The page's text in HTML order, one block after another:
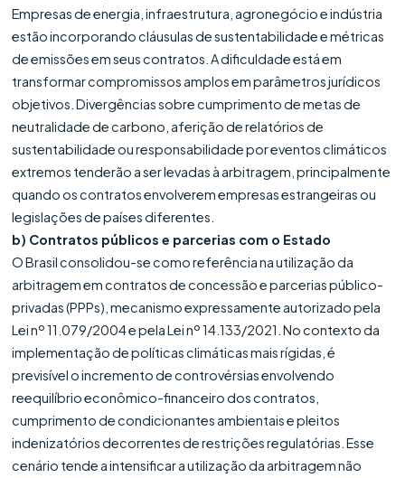
Empresas de energia, infraestrutura, agronegócio e indústria
estão incorporando cláusulas de sustentabilidade e métricas
de emissões em seus contratos. A dificuldade está em
transformar compromissos amplos em parâmetros jurídicos
objetivos. Divergências sobre cumprimento de metas de
neutralidade de carbono, aferição de relatórios de
sustentabilidade ou responsabilidade por eventos climáticos
extremos tenderão a ser levadas à arbitragem, principalmente
quando os contratos envolverem empresas estrangeiras ou
legislações de países diferentes.
b) Contratos públicos e parcerias com o Estado
O Brasil consolidou-se como referência na utilização da
arbitragem em contratos de concessão e parcerias público-
privadas (PPPs), mecanismo expressamente autorizado pela
Lei nº 11.079/2004 e pela Lei nº 14.133/2021. No contexto da
implementação de políticas climáticas mais rígidas, é
previsível o incremento de controvérsias envolvendo
reequilíbrio econômico-financeiro dos contratos,
cumprimento de condicionantes ambientais e pleitos
indenizatórios decorrentes de restrições regulatórias. Esse
cenário tende a intensificar a utilização da arbitragem não